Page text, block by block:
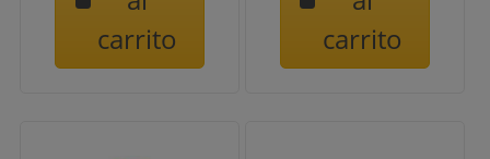
carrito
carrito